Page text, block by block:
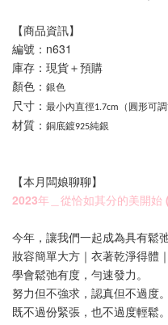
【商品資訊】
編號：n631
庫存：現貨＋預購
顏色： 銀色
尺寸： 最小內直徑1.7cm（圓形可
材質： 銅底鍍925純銀
【本月闆娘聊聊】
2023年＿從恰如其分的美開始
今年，讓我們一起成為具有鬆
妝容簡單大方｜衣著乾淨得體
學會鬆弛有度，勻速發力。
努力但不強求，認真但不過度。
既不過份緊張，也不過度輕鬆。